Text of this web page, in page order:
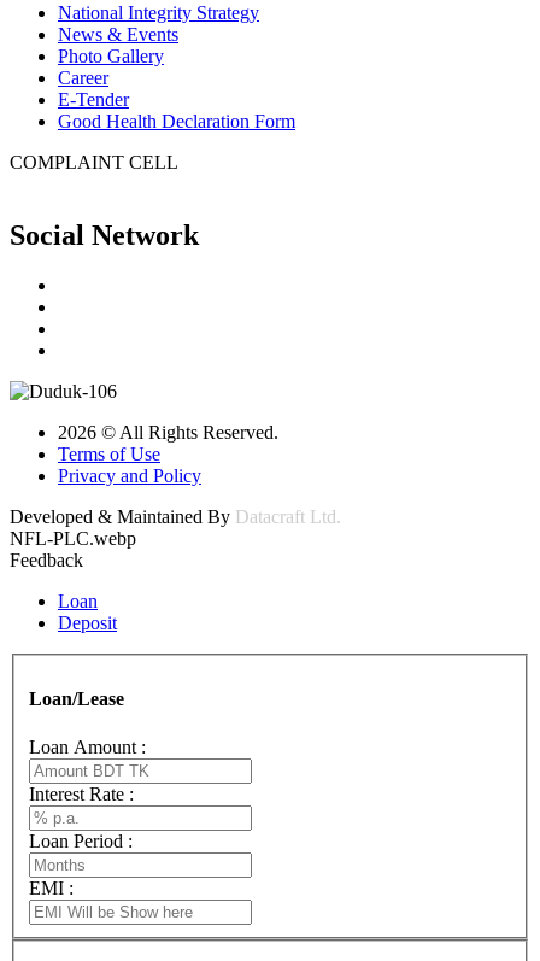
National Integrity Strategy
News & Events
Photo Gallery
Career
E-Tender
Good Health Declaration Form
COMPLAINT CELL
Social Network
2026 © All Rights Reserved.
Terms of Use
Privacy and Policy
Developed & Maintained By Datacraft Ltd.
NFL-PLC.webp
Feedback
Loan
Deposit
Loan/Lease
Loan Amount :
Interest Rate :
Loan Period :
EMI :